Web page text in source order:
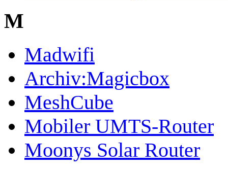
M
Madwifi
Archiv:Magicbox
MeshCube
Mobiler UMTS-Router
Moonys Solar Router